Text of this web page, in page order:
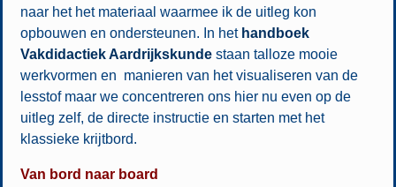
naar het het materiaal waarmee ik de uitleg kon
opbouwen en ondersteunen. In het handboek
Vakdidactiek Aardrijkskundestaan talloze mooie
werkvormen en manieren van het visualiseren van de
lesstof maar we concentreren ons hier nu even op de
uitleg zelf, de directe instructie en starten met het
klassieke krijtbord.
Van bord naar board